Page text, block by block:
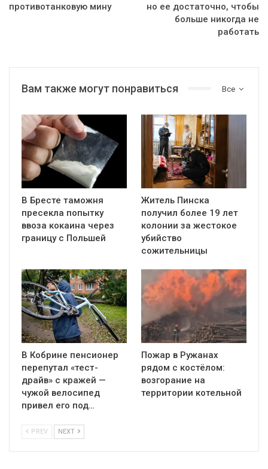
противотанковую мину
но ее достаточно, чтобы
больше никогда не
работать
Все
Вам также могут понравиться
В Бресте таможня
пресекла попытку
ввоза кокаина через
границу с Польшей
Житель Пинска
получил более 19 лет
колонии за жестокое
убийство
сожительницы
В Кобрине пенсионер
перепутал «тест-
драйв» с кражей —
чужой велосипед
привел его под…
Пожар в Ружанах
рядом с костёлом:
возгорание на
территории котельной
PREV NEXT